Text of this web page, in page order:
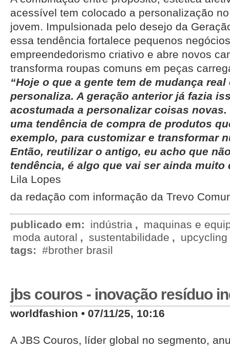
acessível tem colocado a personalização
jovem. Impulsionada pelo desejo da
essa tendência fortalece pequenos
empreendedorismo criativo e abre novos
transforma roupas comuns em peças
“Hoje o que a gente tem de mudança
personaliza. A geração anterior já fazia
acostumada a personalizar coisas novas.
uma tendência de compra de produtos
exemplo, para customizar e transformar
Então, reutilizar o antigo, eu acho que
tendência, é algo que vai ser ainda muito
Lila Lopes
da redação com informação da Trevo
publicado em: indústria , maquinas e
moda autoral , sustentabilidade , upcycling
tags: #brother brasil
jbs couros - inovação resíduo
worldfashion • 07/11/25, 10:16
A JBS Couros, líder global no segmento,